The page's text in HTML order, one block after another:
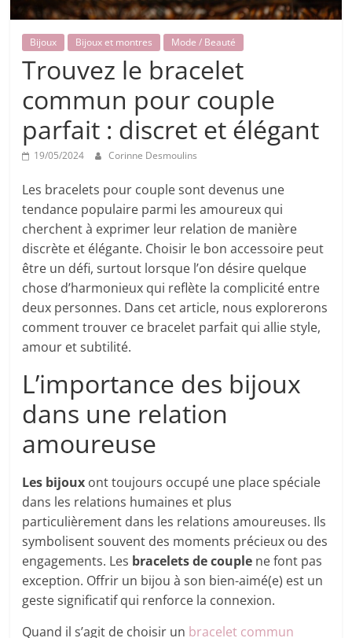
Bijoux Bijoux et montres Mode / Beauté
Trouvez le bracelet
commun pour couple
parfait : discret et élégant
19/05/2024 Corinne Desmoulins
Les bracelets pour couple sont devenus une
tendance populaire parmi les amoureux qui
cherchent à exprimer leur relation de manière
discrète et élégante. Choisir le bon accessoire peut
être un défi, surtout lorsque l’on désire quelque
chose d’harmonieux qui reflète la complicité entre
deux personnes. Dans cet article, nous explorerons
comment trouver ce bracelet parfait qui allie style,
amour et subtilité.
L’importance des bijoux
dans une relation
amoureuse
Les bijoux ont toujours occupé une place spéciale
dans les relations humaines et plus
particulièrement dans les relations amoureuses. Ils
symbolisent souvent des moments précieux ou des
engagements. Les bracelets de couple ne font pas
exception. Offrir un bijou à son bien-aimé(e) est un
geste significatif qui renforce la connexion.
Quand il s’agit de choisir un bracelet commun